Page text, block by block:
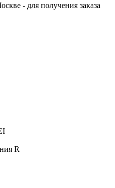
- для получения заказа
R